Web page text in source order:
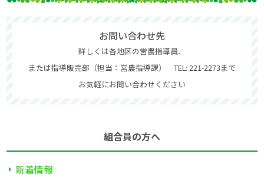
お問い合わせ先
詳しくは各地区の営農指導員、
または指導販売部（担当：営農指導課） TEL: 221-2273まで
お気軽にお問い合わせください
組合員の方へ
新着情報